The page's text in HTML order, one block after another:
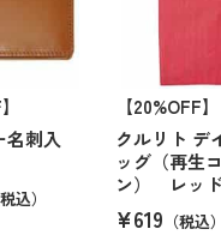
名刺入
税込）
【20%OFF】
クルリト デ
ッグ（再生
ン） レッ
¥619 （税込